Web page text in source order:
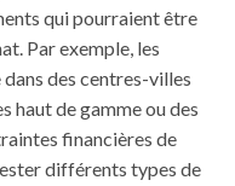
qui pourraient être
Par exemple, les
des centres-villes
haut de gamme ou des
financières de
différents types de